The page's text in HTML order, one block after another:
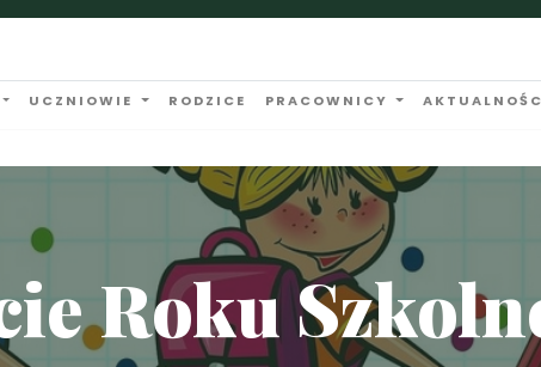
UCZNIOWIE RODZICE PRACOWNICY
Roku